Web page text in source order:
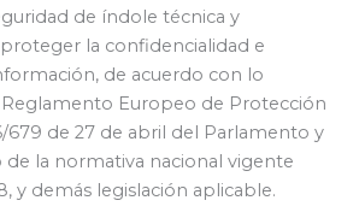
de índole técnica y
la confidencialidad e
de acuerdo con lo
Europeo de Protección
679 de 27 de abril del Parlamento y
de la normativa nacional vigente
y demás legislación aplicable.